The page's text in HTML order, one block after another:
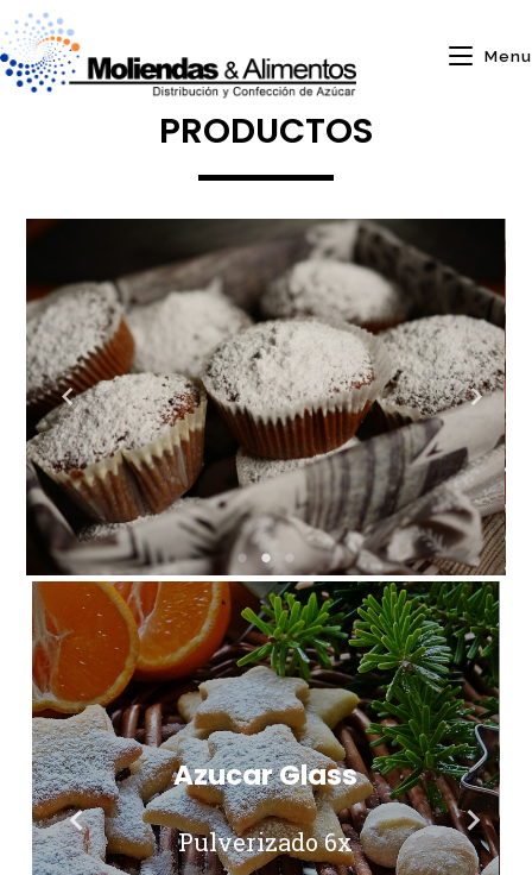
Menu
PRODUCTOS